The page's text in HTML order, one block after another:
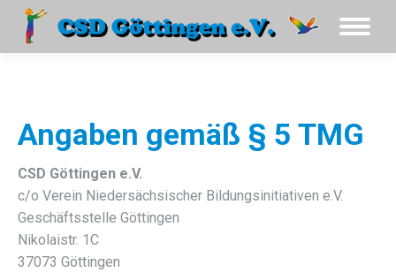
Angaben gemäß § 5 TMG
CSD Göttingen e.V.
c/o Verein Niedersächsischer Bildungsinitiativen e.V.
Geschäftsstelle Göttingen
Nikolaistr. 1C
37073 Göttingen